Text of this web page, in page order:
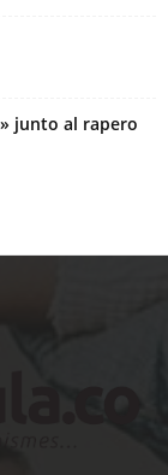
junto al rapero